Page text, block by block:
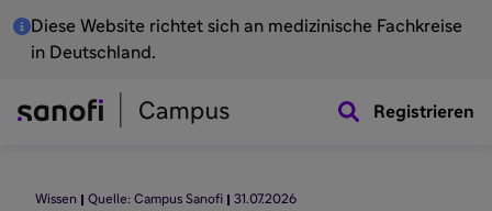
Diese Website richtet sich an medizinische Fachkreise
in Deutschland.
Registrieren
Wissen Quelle: Campus Sanofi 31.07.2026